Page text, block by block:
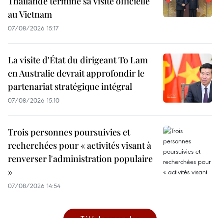
au Vietnam
07/08/2026 15:17
La visite d'État du dirigeant To Lam
en Australie devrait approfondir le
partenariat stratégique intégral
07/08/2026 15:10
Trois personnes poursuivies et
recherchées pour « activités visant à
renverser l'administration populaire
»
07/08/2026 14:54